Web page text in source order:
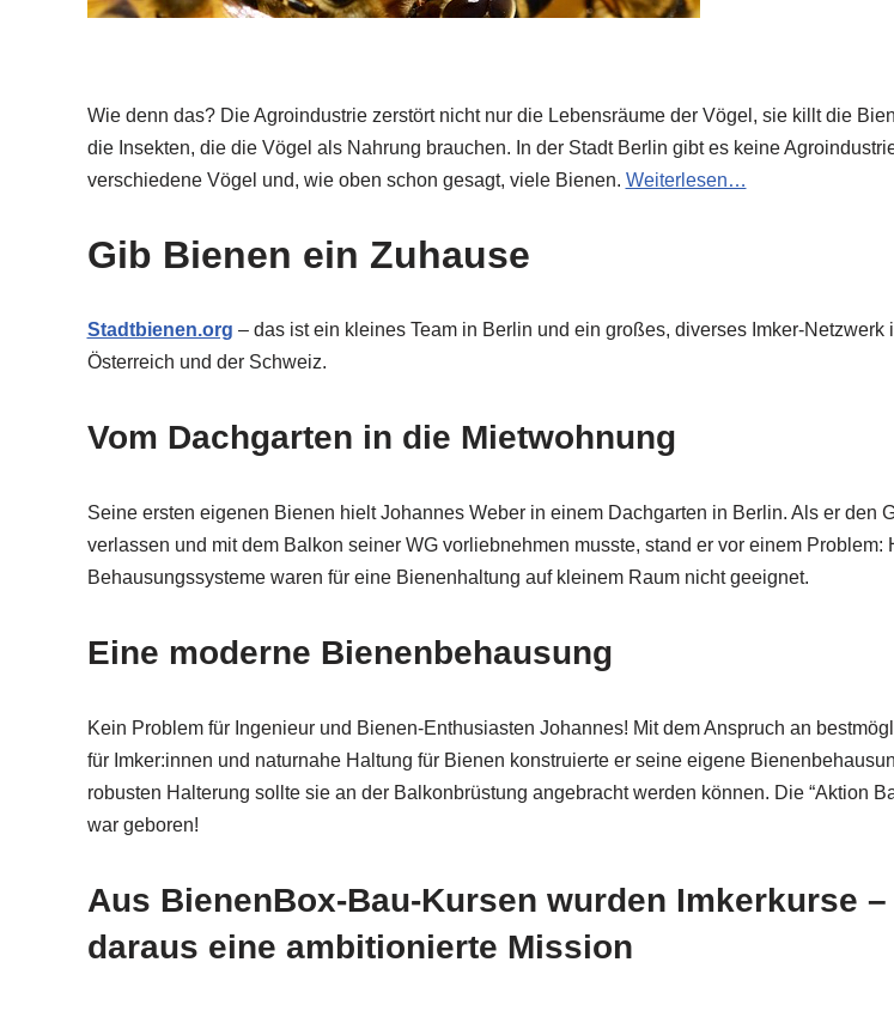
Wie denn das? Die Agroindustrie zerstört nicht nur die Lebensräume der Vögel, sie killt die
die Insekten, die die Vögel als Nahrung brauchen. In der Stadt Berlin gibt es keine
verschiedene Vögel und, wie oben schon gesagt, viele Bienen. Weiterlesen…
Gib Bienen ein Zuhause
Stadtbienen.org – das ist ein kleines Team in Berlin und ein großes, diverses Imker-Netzwerk
Österreich und der Schweiz.
Vom Dachgarten in die Mietwohnung
Seine ersten eigenen Bienen hielt Johannes Weber in einem Dachgarten in Berlin. Als er den
verlassen und mit dem Balkon seiner WG vorliebnehmen musste, stand er vor einem Problem:
Behausungssysteme waren für eine Bienenhaltung auf kleinem Raum nicht geeignet.
Eine moderne Bienenbehausung
Kein Problem für Ingenieur und Bienen-Enthusiasten Johannes! Mit dem Anspruch an
für Imker:innen und naturnahe Haltung für Bienen konstruierte er seine eigene
robusten Halterung sollte sie an der Balkonbrüstung angebracht werden können. Die “Aktion
war geboren!
Aus BienenBox-Bau-Kursen wurden Imkerkurse –
daraus eine ambitionierte Mission